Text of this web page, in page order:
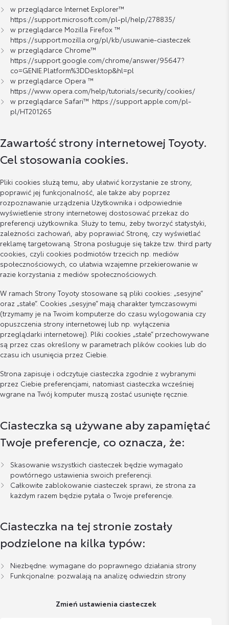
w przeglądarce Internet Explorer™
https://support.microsoft.com/pl-pl/help/278835/
w przeglądarce Mozilla Firefox ™
https://support.mozilla.org/pl/kb/usuwanie-ciasteczek
w przeglądarce Chrome™
https://support.google.com/chrome/answer/95647?
co=GENIE.Platform%3DDesktop&hl=pl
w przeglądarce Opera ™
https://www.opera.com/help/tutorials/security/cookies/
w przeglądarce Safari™ https://support.apple.com/pl-
pl/HT201265
Zawartość strony internetowej Toyoty.
Cel stosowania cookies.
Pliki cookies służą temu, aby ułatwić korzystanie ze strony,
poprawić jej funkcjonalność, ale także aby poprzez
rozpoznawanie urządzenia Użytkownika i odpowiednie
wyświetlenie strony internetowej dostosować przekaz do
preferencji użytkownika. Służy to temu, żeby tworzyć statystyki,
zależności zachowań, aby poprawiać Stronę, czy wyświetlać
reklamę targetowaną. Strona posługuje się także tzw. third party
cookies, czyli cookies podmiotów trzecich np. mediów
społecznościowych, co ułatwia wzajemne przekierowanie w
razie korzystania z mediów społecznościowych.
W ramach Strony Toyoty stosowane są pliki cookies: „sesyjne”
oraz „stałe”. Cookies „sesyjne” mają charakter tymczasowymi
(trzymamy je na Twoim komputerze do czasu wylogowania czy
opuszczenia strony internetowej lub np. wyłączenia
przeglądarki internetowej). Pliki cookies „stałe” przechowywane
są przez czas określony w parametrach plików cookies lub do
czasu ich usunięcia przez Ciebie.
Strona zapisuje i odczytuje ciasteczka zgodnie z wybranymi
przez Ciebie preferencjami, natomiast ciasteczka wcześniej
wgrane na Twój komputer muszą zostać usunięte ręcznie.
Ciasteczka są używane aby zapamiętać
Twoje preferencje, co oznacza, że:
Skasowanie wszystkich ciasteczek będzie wymagało
powtórnego ustawienia swoich preferencji.
Całkowite zablokowanie ciasteczek sprawi, że strona za
każdym razem będzie pytała o Twoje preferencje.
Ciasteczka na tej stronie zostały
podzielone na kilka typów:
Niezbędne: wymagane do poprawnego działania strony
Funkcjonalne: pozwalają na analizę odwiedzin strony
Zmień ustawienia ciasteczek